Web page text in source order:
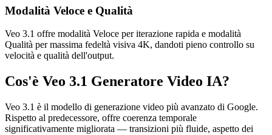
Modalità Veloce e Qualità
Veo 3.1 offre modalità Veloce per iterazione rapida e modalità
Qualità per massima fedeltà visiva 4K, dandoti pieno controllo su
velocità e qualità dell'output.
Cos'è Veo 3.1 Generatore Video IA?
Veo 3.1 è il modello di generazione video più avanzato di Google.
Rispetto al predecessore, offre coerenza temporale
significativamente migliorata — transizioni più fluide, aspetto dei